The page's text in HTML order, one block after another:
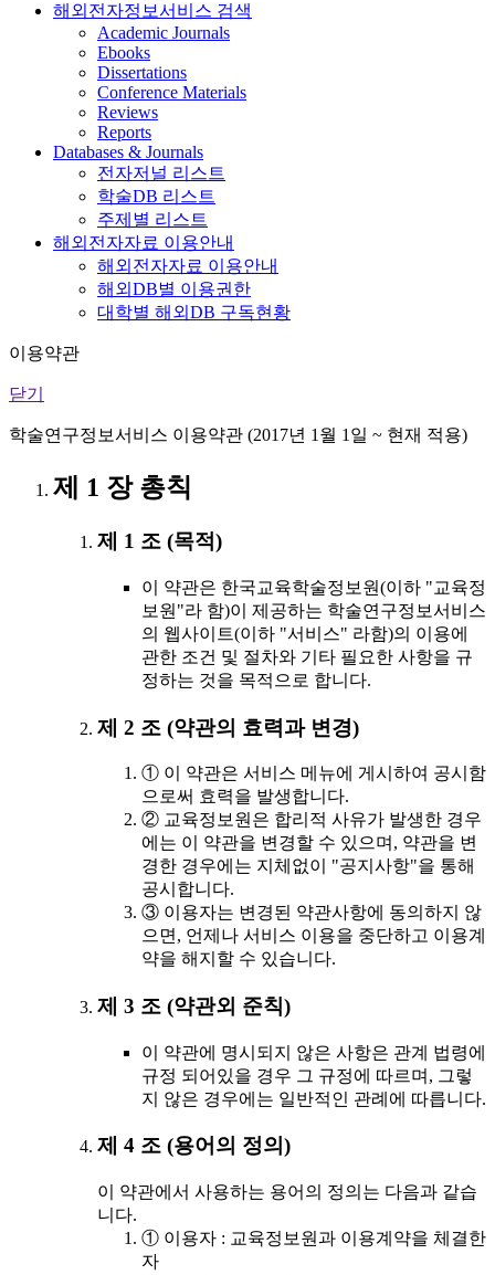
해외전자정보서비스 검색
Academic Journals
Ebooks
Dissertations
Conference Materials
Reviews
Reports
Databases & Journals
전자저널 리스트
학술DB 리스트
주제별 리스트
해외전자자료 이용안내
해외전자자료 이용안내
해외DB별 이용권한
대학별 해외DB 구독현황
이용약관
닫기
학술연구정보서비스 이용약관 (2017년 1월 1일 ~ 현재 적용)
제 1 장 총칙
제 1 조 (목적)
이 약관은 한국교육학술정보원(이하 "교육정
보원"라 함)이 제공하는 학술연구정보서비스
의 웹사이트(이하 "서비스" 라함)의 이용에
관한 조건 및 절차와 기타 필요한 사항을 규
정하는 것을 목적으로 합니다.
제 2 조 (약관의 효력과 변경)
① 이 약관은 서비스 메뉴에 게시하여 공시함
으로써 효력을 발생합니다.
② 교육정보원은 합리적 사유가 발생한 경우
에는 이 약관을 변경할 수 있으며, 약관을 변
경한 경우에는 지체없이 "공지사항"을 통해
공시합니다.
③ 이용자는 변경된 약관사항에 동의하지 않
으면, 언제나 서비스 이용을 중단하고 이용계
약을 해지할 수 있습니다.
제 3 조 (약관외 준칙)
이 약관에 명시되지 않은 사항은 관계 법령에
규정 되어있을 경우 그 규정에 따르며, 그렇
지 않은 경우에는 일반적인 관례에 따릅니다.
제 4 조 (용어의 정의)
이 약관에서 사용하는 용어의 정의는 다음과 같습
니다.
① 이용자 : 교육정보원과 이용계약을 체결한
자